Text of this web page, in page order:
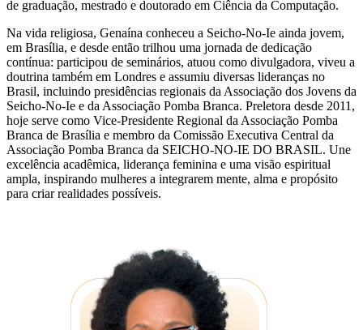
de graduação, mestrado e doutorado em Ciência da Computação.
Na vida religiosa, Genaína conheceu a Seicho-No-Ie ainda jovem,
em Brasília, e desde então trilhou uma jornada de dedicação
contínua: participou de seminários, atuou como divulgadora, viveu a
doutrina também em Londres e assumiu diversas lideranças no
Brasil, incluindo presidências regionais da Associação dos Jovens da
Seicho-No-Ie e da Associação Pomba Branca. Preletora desde 2011,
hoje serve como Vice-Presidente Regional da Associação Pomba
Branca de Brasília e membro da Comissão Executiva Central da
Associação Pomba Branca da SEICHO-NO-IE DO BRASIL. Une
excelência acadêmica, liderança feminina e uma visão espiritual
ampla, inspirando mulheres a integrarem mente, alma e propósito
para criar realidades possíveis.